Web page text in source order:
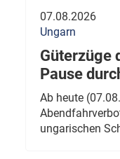
07.08.2026
Ungarn
Güterzüge
Pause
Ab heute
ungarischen